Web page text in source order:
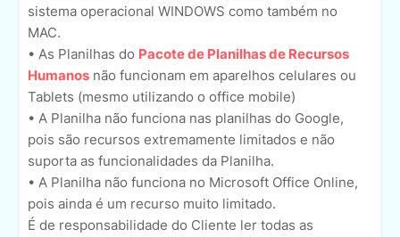
sistema operacional WINDOWS como também no
MAC.
• As Planilhas do Pacote de Planilhas de Recursos
Humanos não funcionam em aparelhos celulares ou
Tablets (mesmo utilizando o office mobile)
• A Planilha não funciona nas planilhas do Google,
pois são recursos extremamente limitados e não
suporta as funcionalidades da Planilha.
• A Planilha não funciona no Microsoft Office Online,
pois ainda é um recurso muito limitado.
É de responsabilidade do Cliente ler todas as